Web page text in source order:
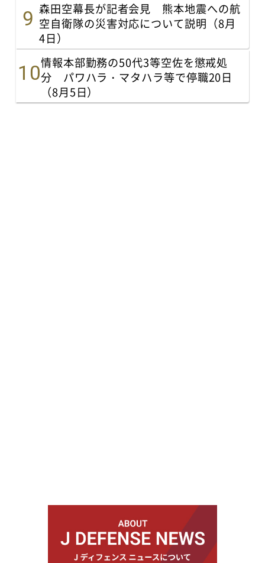
森田空幕長が記者会見 熊本地震への航
空自衛隊の災害対応について説明（8月
4日）
情報本部勤務の50代3等空佐を懲戒処
分 パワハラ・マタハラ等で停職20日
（8月5日）